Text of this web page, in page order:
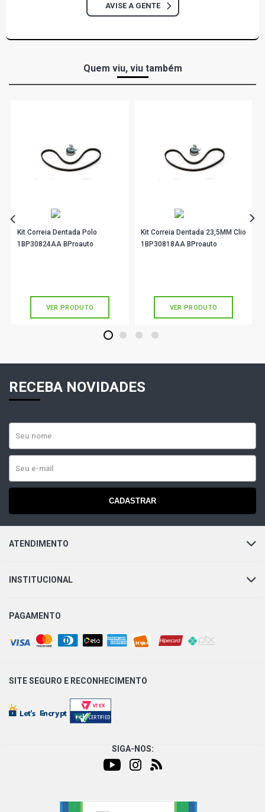
AVISE A GENTE
Quem viu, viu também
Kit Correia Dentada Polo
1BP30824AA BProauto
VER PRODUTO
Kit Correia Dentada 23,5MM Clio
1BP30818AA BProauto
VER PRODUTO
1 2 3 4
RECEBA NOVIDADES
CADASTRAR
ATENDIMENTO
INSTITUCIONAL
PAGAMENTO
SITE SEGURO E RECONHECIMENTO
SIGA-NOS: